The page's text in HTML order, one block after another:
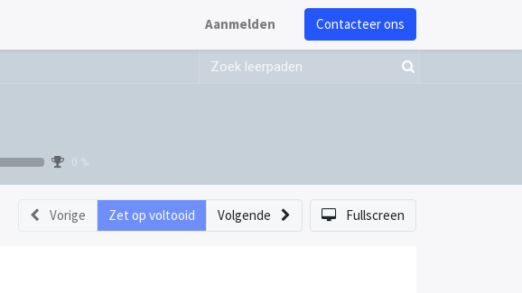
Aanmelden Contacteer ons
0 %
Vorige Zet op voltooid Volgende Fullscreen